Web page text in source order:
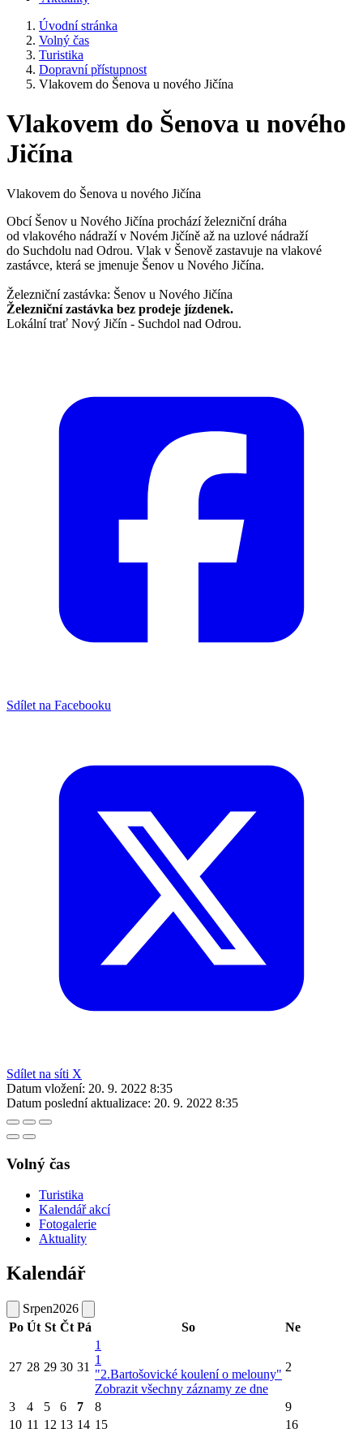
Úvodní stránka
Volný čas
Turistika
Dopravní přístupnost
Vlakovem do Šenova u nového Jičína
Vlakovem do Šenova u nového
Jičína
Vlakovem do Šenova u nového Jičína
Obcí Šenov u Nového Jičína prochází železniční dráha
od vlakového nádraží v Novém Jičíně až na uzlové nádraží
do Suchdolu nad Odrou. Vlak v Šenově zastavuje na vlakové
zastávce, která se jmenuje Šenov u Nového Jičína.
Železniční zastávka: Šenov u Nového Jičína
Železniční zastávka bez prodeje jízdenek.
Lokální trať Nový Jičín - Suchdol nad Odrou.
Sdílet na Facebooku
Sdílet na síti X
Datum vložení: 20. 9. 2022 8:35
Datum poslední aktualizace: 20. 9. 2022 8:35
Volný čas
Turistika
Kalendář akcí
Fotogalerie
Aktuality
Kalendář
Srpen2026
Po Út St Čt Pá So Ne
27 28 29 30 31
1
1
"2.Bartošovické koulení o melouny"
Zobrazit všechny záznamy ze dne
2
3 4 5 6 7 8
9
10 11 12 13 14 15 16